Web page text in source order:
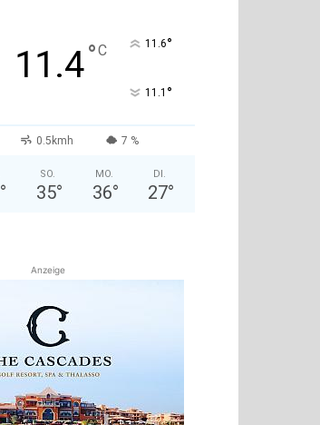
11.4°C 11.6°
11.1 °
0.5kmh 7 %
°
SO.
35°
MO.
36°
DI.
27°
Anzeige